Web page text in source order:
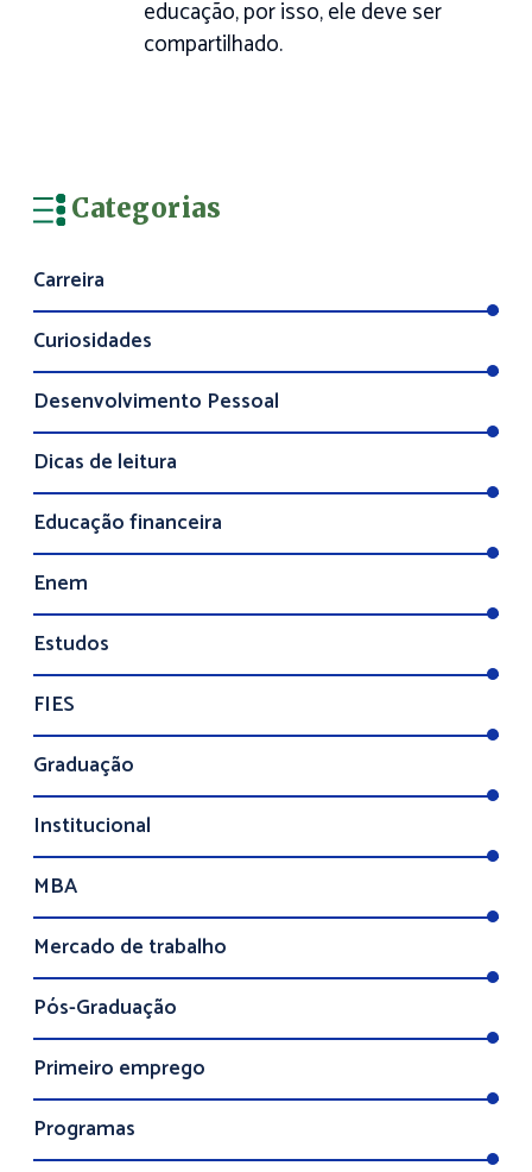
educação, por isso, ele deve ser
compartilhado.
Categorias
Carreira
Curiosidades
Desenvolvimento Pessoal
Dicas de leitura
Educação financeira
Enem
Estudos
FIES
Graduação
Institucional
MBA
Mercado de trabalho
Pós-Graduação
Primeiro emprego
Programas